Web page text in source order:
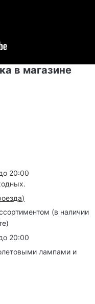
в магазине
20:00
)
(в наличии
20:00
лампами и